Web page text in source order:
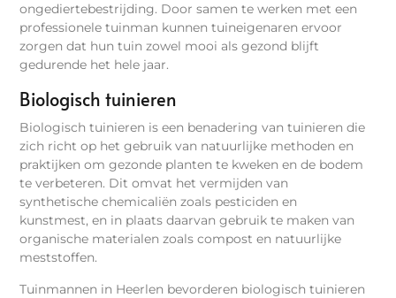
ongediertebestrijding. Door samen te werken met een
professionele tuinman kunnen tuineigenaren ervoor
zorgen dat hun tuin zowel mooi als gezond blijft
gedurende het hele jaar.
Biologisch tuinieren
Biologisch tuinieren is een benadering van tuinieren die
zich richt op het gebruik van natuurlijke methoden en
praktijken om gezonde planten te kweken en de bodem
te verbeteren. Dit omvat het vermijden van
synthetische chemicaliën zoals pesticiden en
kunstmest, en in plaats daarvan gebruik te maken van
organische materialen zoals compost en natuurlijke
meststoffen.
Tuinmannen in Heerlen bevorderen biologisch tuinieren